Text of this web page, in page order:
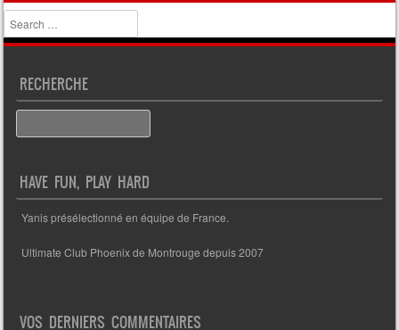
Search
RECHERCHE
HAVE FUN, PLAY HARD
Yanis présélectionné en équipe de France.
Ultimate Club Phoenix de Montrouge depuis 2007
VOS DERNIERS COMMENTAIRES